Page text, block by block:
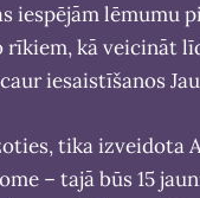
iespējām lēmumu
rīkiem, kā veicināt
iesaistīšanos
tika izveidota
– tajā būs 15